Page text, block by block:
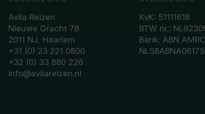
Avila Reizen
Nieuwe Gracht 78
2011 NJ, Haarlem
+31 (0) 23 221 0800
+32 (0) 33 880 226
info@avilareizen.nl
KvK: 51111616
BTW nr.:
Bank: ABN AMRO